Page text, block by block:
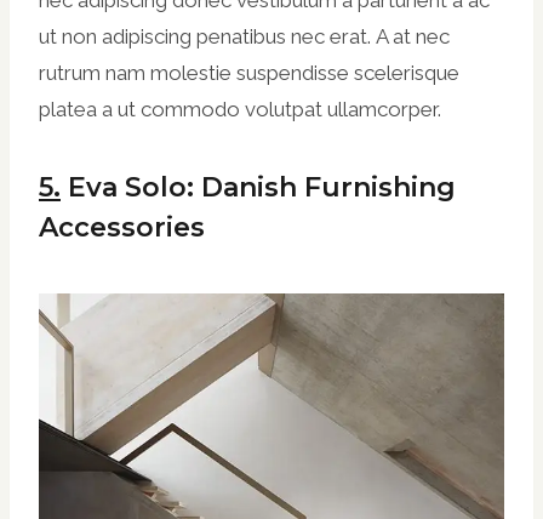
ut non adipiscing penatibus nec erat. A at nec
rutrum nam molestie suspendisse scelerisque
platea a ut commodo volutpat ullamcorper.
5. Eva Solo: Danish Furnishing
Accessories